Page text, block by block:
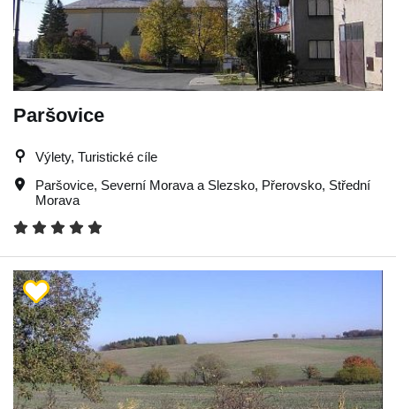
Paršovice
Výlety, Turistické cíle
Paršovice, Severní Morava a Slezsko, Přerovsko, Střední
Morava